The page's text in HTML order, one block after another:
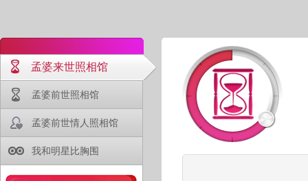
孟婆来世照相馆
孟婆前世照相馆
孟婆前世情人照相馆
我和明星比胸围